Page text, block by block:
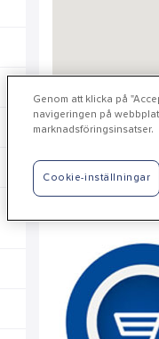
Färg AB
Genom att klicka på
navigeringen på
marknadsföringsinsatser.
Cookie-inställningar